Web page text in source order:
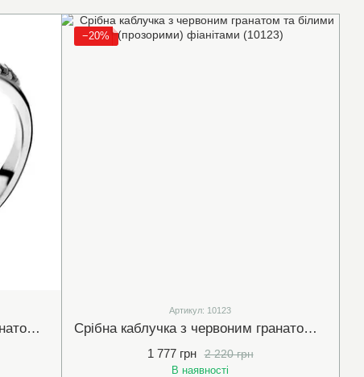
Срібна каблучка з червоним гранатом та чорними фіанітами (10019)
−20%
Артикул: 10123
Срібна каблучка з червоним гранатом та білими (прозорими) фіанітами (10123)
2 220 грн
1 777 грн
В наявності